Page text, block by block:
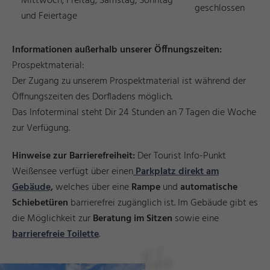
und Feiertage
geschlossen
Informationen außerhalb unserer Öffnungszeiten:
Prospektmaterial:
Der Zugang zu unserem Prospektmaterial ist während der
Öffnungszeiten des Dorfladens möglich.
Das Infoterminal steht Dir 24 Stunden an 7 Tagen die Woche
zur Verfügung.
Hinweise zur Barrierefreiheit: Der Tourist Info-Punkt
Weißensee verfügt über einenParkplatz direkt am
Gebäude,welches über eineRampeundautomatische
Schiebetüren barrierefrei zugänglich ist. Im Gebäude gibt es
die Möglichkeit zurBeratung im Sitzen sowie eine
barrierefreie Toilette.
©
e
n
T
o
m
u
u
n
M
ti
n
-
M